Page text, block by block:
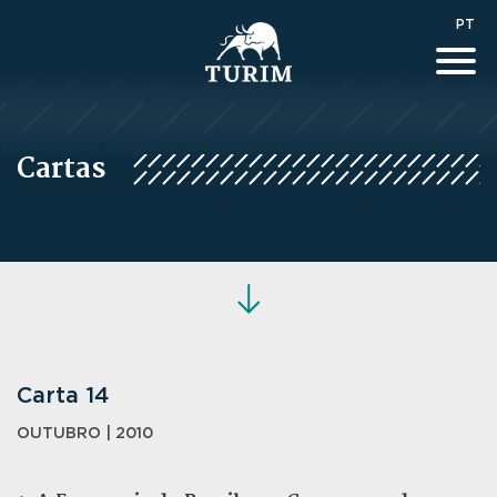
PT
Cartas
Carta 14
OUTUBRO | 2010